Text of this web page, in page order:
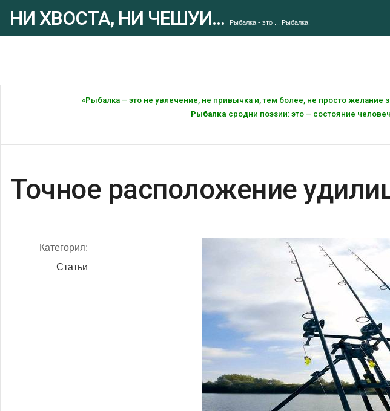
НИ ХВОСТА, НИ ЧЕШУИ... Рыбалка - это ... Рыбалка!
«Рыбалка – это не увлечение, не привычка и, тем более, не просто
Рыбалка сродни поэзии: это – состояние
Точное расположение
Категория:
Статьи